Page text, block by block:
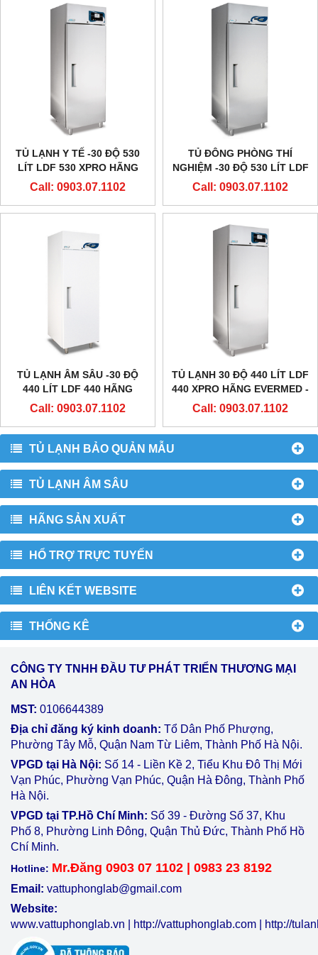
TỦ LẠNH BẢO QUẢN MẪU
TỦ LẠNH ÂM SÂU
HÃNG SẢN XUẤT
HỔ TRỢ TRỰC TUYẾN
LIÊN KẾT WEBSITE
THỐNG KÊ
TỦ LẠNH Y TẾ -30 ĐỘ 530
LÍT LDF 530 XPRO HÃNG
EVERMED - Ý
Call: 0903.07.1102
TỦ ĐÔNG PHÒNG THÍ
NGHIỆM -30 ĐỘ 530 LÍT LDF
530 HÃNG EVERMED - Ý
Call: 0903.07.1102
TỦ LẠNH ÂM SÂU -30 ĐỘ
440 LÍT LDF 440 HÃNG
EVERMED - Ý
Call: 0903.07.1102
TỦ LẠNH 30 ĐỘ 440 LÍT LDF
440 XPRO HÃNG EVERMED -
Ý
Call: 0903.07.1102
CÔNG TY TNHH ĐẦU TƯ PHÁT TRIỂN THƯƠNG MẠI
AN HÒA
MST: 0106644389
Địa chỉ đăng ký kinh doanh: Tổ Dân Phố Phượng,
Phường Tây Mỗ, Quận Nam Từ Liêm, Thành Phố Hà Nội.
VPGD tại Hà Nội: Số 14 - Liền Kề 2, Tiểu Khu Đô Thị Mới
Vạn Phúc, Phường Vạn Phúc, Quận Hà Đông, Thành Phố
Hà Nội.
VPGD tại TP.Hồ Chí Minh: Số 39 - Đường Số 37, Khu
Phố 8, Phường Linh Đông, Quận Thủ Đức, Thành Phố Hồ
Chí Minh.
Hotline: Mr.Đăng 0903 07 1102 | 0983 23 8192
Email: vattuphonglab@gmail.com
Website:
www.vattuphonglab.vn
http://vattuphonglab.com http://